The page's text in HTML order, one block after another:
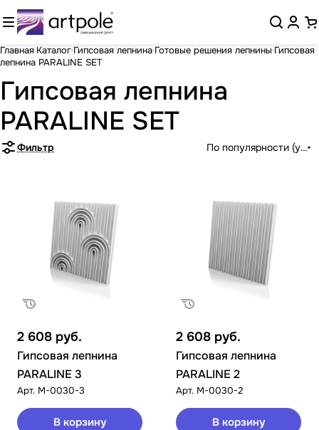
Главная Каталог Гипсовая лепнина Готовые решения лепнины Гипсовая
лепнина PARALINE SET
Гипсовая лепнина
PARALINE SET
Фильтр По популярности
2 608 руб.
Гипсовая лепнина
PARALINE 3
Арт. M-0030-3
В корзину
2 608 руб.
Гипсовая лепнина
PARALINE 2
Арт. M-0030-2
В корзину